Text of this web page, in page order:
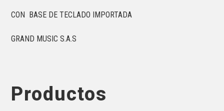
CON BASE DE TECLADO IMPORTADA
GRAND MUSIC S.A.S
Productos